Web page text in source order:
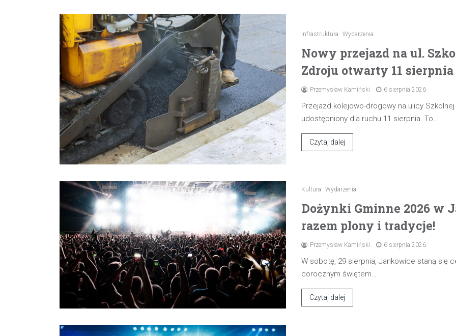
Infrastruktura Wydarzenia
Nowy przejazd na ul.
Zdroju otwarty 11 sierpnia
Przemysław Kamiński 6 sierpnia 2026
Przejazd kolejowo-drogowy na ulicy
udostępniony dla ruchu 11 sierpnia. To…
Czytaj dalej
Kultura Wydarzenia
Dożynki Gminne 2026 w
razem plony i tradycje!
Przemysław Kamiński 6 sierpnia 2026
W sobotę, 29 sierpnia, Jankowice staną się
corocznym świętem…
Czytaj dalej